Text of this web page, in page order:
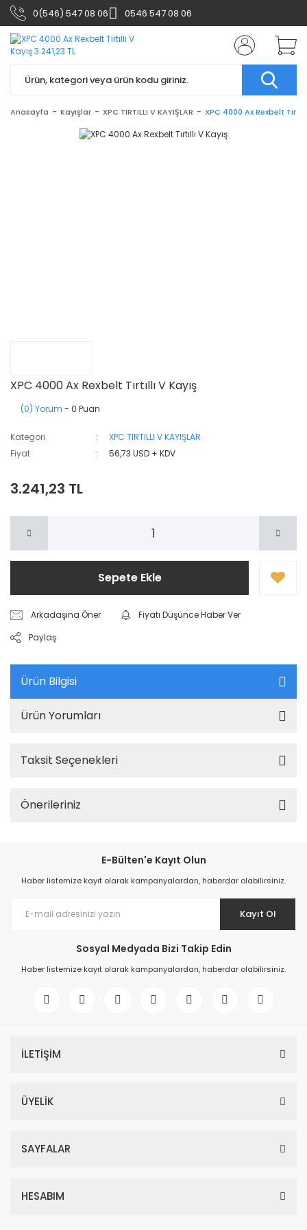
0(546) 547 08 06 0546 547 08 06
Anasayfa Kayışlar XPC TIRTILLI V KAYIŞLAR XPC 4000 Ax Rexbelt
XPC 4000 Ax Rexbelt Tırtıllı V Kayış
(0) Yorum - 0 Puan
Kategori
XPC TIRTILLI V KAYIŞLAR
Fiyat
56,73 USD + KDV
3.241,23 TL
Sepete Ekle
Arkadaşına Öner
Fiyatı Düşünce Haber Ver
Paylaş
Ürün Bilgisi
Ürün Yorumları
Taksit Seçenekleri
Önerileriniz
E-Bülten'e Kayıt Olun
Haber listemize kayıt olarak kampanyalardan, haberdar olabilirsiniz.
Kayıt Ol
Sosyal Medyada Bizi Takip Edin
Haber listemize kayıt olarak kampanyalardan, haberdar olabilirsiniz.
İLETİŞİM
ÜYELİK
SAYFALAR
HESABIM